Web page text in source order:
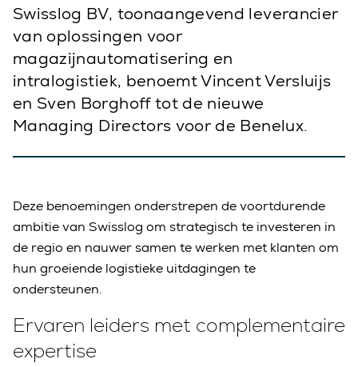
Swisslog BV, toonaangevend leverancier
van oplossingen voor
magazijnautomatisering en
intralogistiek, benoemt Vincent Versluijs
en Sven Borghoff tot de nieuwe
Managing Directors voor de Benelux.
Deze benoemingen onderstrepen de voortdurende
ambitie van Swisslog om strategisch te investeren in
de regio en nauwer samen te werken met klanten om
hun groeiende logistieke uitdagingen te
ondersteunen.
Ervaren leiders met complementaire
expertise